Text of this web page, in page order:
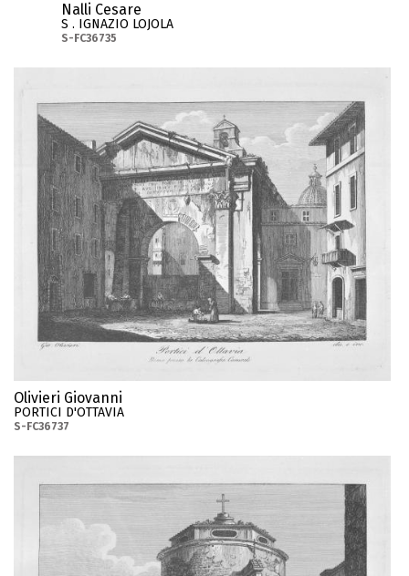
Nalli Cesare
S . IGNAZIO LOJOLA
S-FC36735
Olivieri Giovanni
PORTICI D'OTTAVIA
S-FC36737